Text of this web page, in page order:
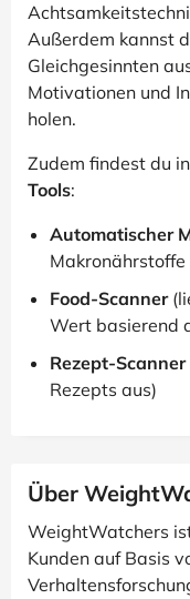
Außerdem kannst
Gleichgesinnten
Motivationen und
holen.
Zudem findest du
Tools:
Automatischer
Makronährstoffe
Food-Scanner
Wert basierend
Rezept-Scanner
Rezepts aus)
Über
WeightWatchers
Kunden auf Basis